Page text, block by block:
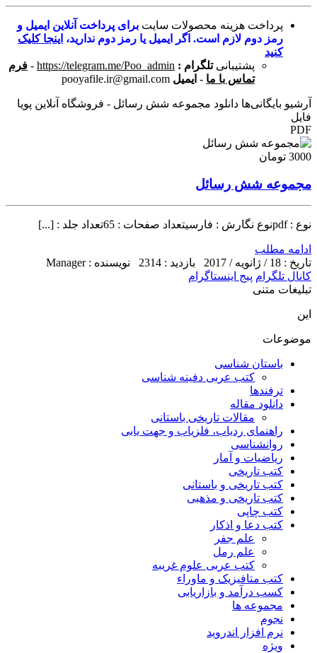
پرداخت هزینه محصولات سایت برای پرداخت آنلاین ایمیل و
رمز دوم لازم است. اگر ایمیل یا رمز دوم ندارید، اینجا کلیک
کنید
پشتیبانی تلگرام : https://telegram.me/Poo_admin
- فرم
تماس با ما - ایمیل pooyafile.ir@gmail.com
آرشیو بایگانی‌ها دانلود مجموعه شش رسائل - فروشگاه آنلاین پویا
فایل
PDF
3000 تومان
مجموعه شش رسائل
نوع : pdfنوع نگارش : فارسیتعداد صفحات : 65تعداد جلد : [...]
ادامه مطلب
تاریخ : 18 / ژانویه / 2017
بازدید : 2314
نویسنده : Manager
کانال تلگرام پیج اینستاگرام
تبلیغات متنی
این
موضوعات
باستان شناسی
کتب عربی دفینه شناسی
ترفندها
دانلود مقاله
مقالات تاریخی باستانی
راهنمای ردیاب، فلزیاب و جهت یابی
روانشناسی
ریاضیات و آمار
کتب تاریخی
کتب تاریخی و باستانی
کتب تاریخی و مذهبی
کتب چاپی
کتب دعا و اذکار
علم جفر
علم رمل
کتب عربی علوم غریبه
کتب متافیزیک و ماوراء
کسب درآمد و بازاریابی
مجموعه ها
نجوم
نرم افزار اندروید
ویژه